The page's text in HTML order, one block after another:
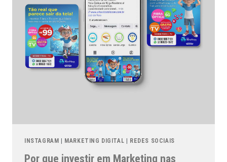
INSTAGRAM MARKETING DIGITAL REDES SOCIAIS
Por que investir em Marketing nas